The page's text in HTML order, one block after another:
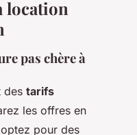
location
pas chère à
des tarifs
les offres en
pour des